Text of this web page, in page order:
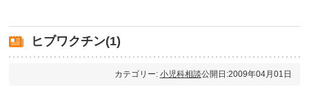
ヒブワクチン(1)
カテゴリー: 小児科相談公開日:2009年04月01日